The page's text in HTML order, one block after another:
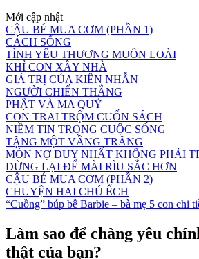
Mới cập nhật
CẬU BÉ MUA CƠM (PHẦN 1)
CÁCH SỐNG
TÌNH YÊU THƯƠNG MUÔN LOÀI
KHỈ CON XÂY NHÀ
GIÁ TRỊ CỦA KIÊN NHẪN
NGƯỜI CHIẾN THẮNG
PHẬT VÀ MA QUỶ
CON TRAI TRỘM CUỐN SÁCH
NIỀM TIN TRONG CUỘC SỐNG
TẶNG MỘT VẦNG TRĂNG
MÓN NỢ DUY NHẤT KHÔNG PHẢI
DỪNG LẠI ĐỂ MÀI RÌU SẮC HƠN
CẬU BÉ MUA CƠM (PHẦN 2)
CHUYỆN HAI CHÚ ẾCH
“Cuồng” búp bê Barbie – bà mẹ 5 con chi
Làm sao để chàng yêu
thật của bạn?